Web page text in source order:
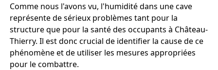
Comme nous l'avons vu, l'humidité dans une cave
représente de sérieux problèmes tant pour la
structure que pour la santé des occupants à Château-
Thierry. Il est donc crucial de identifier la cause de ce
phénomène et de utiliser les mesures appropriées
pour le combattre.